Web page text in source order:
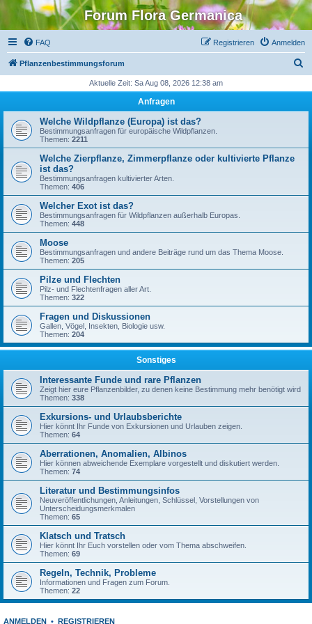
Forum Flora Germanica
FAQ Anmelden
Registrieren
Pflanzenbestimmungsforum
h
Aktuelle Zeit: Sa Aug 08, 2026 12:38 am
Anfragen
Welche Wildpflanze (Europa) ist das?
Bestimmungsanfragen für europäische Wildpflanzen.
Themen: 2211
Welche Zierpflanze, Zimmerpflanze oder kultivierte Pflanze
ist das?
Bestimmungsanfragen kultivierter Arten.
Themen: 406
Welcher Exot ist das?
Bestimmungsanfragen für Wildpflanzen außerhalb Europas.
Themen: 448
Moose
Bestimmungsanfragen und andere Beiträge rund um das Thema Moose.
Themen: 205
Pilze und Flechten
Pilz- und Flechtenfragen aller Art.
Themen: 322
Fragen und Diskussionen
Gallen, Vögel, Insekten, Biologie usw.
Themen: 204
Sonstiges
Interessante Funde und rare Pflanzen
Zeigt hier eure Pflanzenbilder, zu denen keine Bestimmung mehr benötigt wird
Themen: 338
Exkursions- und Urlaubsberichte
Hier könnt Ihr Funde von Exkursionen und Urlauben zeigen.
Themen: 64
Aberrationen, Anomalien, Albinos
Hier können abweichende Exemplare vorgestellt und diskutiert werden.
Themen: 74
Literatur und Bestimmungsinfos
Neuveröffentlichungen, Anleitungen, Schlüssel, Vorstellungen von
Unterscheidungsmerkmalen
Themen: 65
Klatsch und Tratsch
Hier könnt Ihr Euch vorstellen oder vom Thema abschweifen.
Themen: 69
Regeln, Technik, Probleme
Informationen und Fragen zum Forum.
Themen: 22
ANMELDEN • REGISTRIEREN